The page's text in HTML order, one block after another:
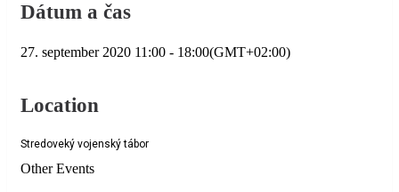
Dátum a čas
27. september 2020 11:00 - 18:00(GMT+02:00)
Location
Stredoveký vojenský tábor
Other Events